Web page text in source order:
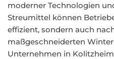
moderner Technologien
Streumittel können
effizient, sondern auch
maßgeschneiderten
Unternehmen in